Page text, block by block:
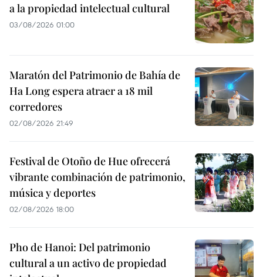
a la propiedad intelectual cultural
03/08/2026 01:00
Maratón del Patrimonio de Bahía de
Ha Long espera atraer a 18 mil
corredores
02/08/2026 21:49
Festival de Otoño de Hue ofrecerá
vibrante combinación de patrimonio,
música y deportes
02/08/2026 18:00
Pho de Hanoi: Del patrimonio
cultural a un activo de propiedad